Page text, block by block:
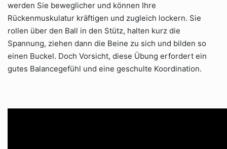
werden Sie beweglicher und können Ihre
Rückenmuskulatur kräftigen und zugleich lockern. Sie
rollen über den Ball in den Stütz, halten kurz die
Spannung, ziehen dann die Beine zu sich und bilden so
einen Buckel. Doch Vorsicht, diese Übung erfordert ein
gutes Balancegefühl und eine geschulte Koordination.